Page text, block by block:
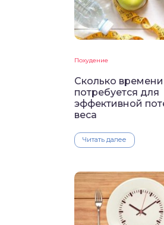
Похудение
Сколько времени
потребуется для
эффективной
веса
Читать далее